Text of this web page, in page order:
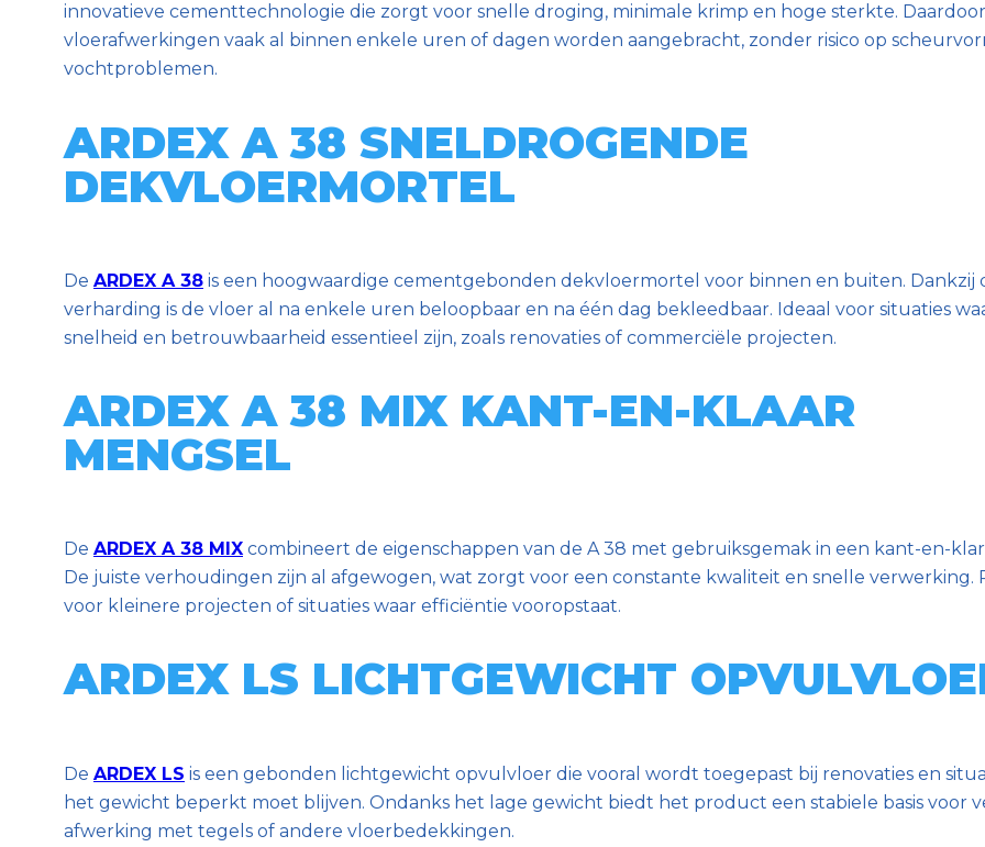
innovatieve cementtechnologie die zorgt voor snelle droging, minimale krimp en hoge sterkte.
vloerafwerkingen vaak al binnen enkele uren of dagen worden aangebracht, zonder risico op
vochtproblemen.
ARDEX A 38 SNELDROGENDE
DEKVLOERMORTEL
De ARDEX A 38 is een hoogwaardige cementgebonden dekvloermortel voor binnen en buiten. Dankzij
verharding is de vloer al na enkele uren beloopbaar en na één dag bekleedbaar. Ideaal voor situaties
snelheid en betrouwbaarheid essentieel zijn, zoals renovaties of commerciële projecten.
ARDEX A 38 MIX KANT-EN-KLAAR
MENGSEL
De ARDEX A 38 MIX combineert de eigenschappen van de A 38 met gebruiksgemak in een kant-en-
De juiste verhoudingen zijn al afgewogen, wat zorgt voor een constante kwaliteit en snelle verwerking.
voor kleinere projecten of situaties waar efficiëntie vooropstaat.
ARDEX LS LICHTGEWICHT
De ARDEX LS is een gebonden lichtgewicht opvulvloer die vooral wordt toegepast bij renovaties en
het gewicht beperkt moet blijven. Ondanks het lage gewicht biedt het product een stabiele basis voor
afwerking met tegels of andere vloerbedekkingen.